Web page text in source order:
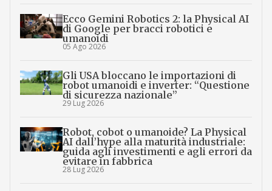
Ecco Gemini Robotics 2: la Physical AI
di Google per bracci robotici e
umanoidi
05 Ago 2026
Gli USA bloccano le importazioni di
robot umanoidi e inverter: “Questione
di sicurezza nazionale”
29 Lug 2026
Robot, cobot o umanoide? La Physical
AI dall’hype alla maturità industriale:
guida agli investimenti e agli errori da
evitare in fabbrica
28 Lug 2026